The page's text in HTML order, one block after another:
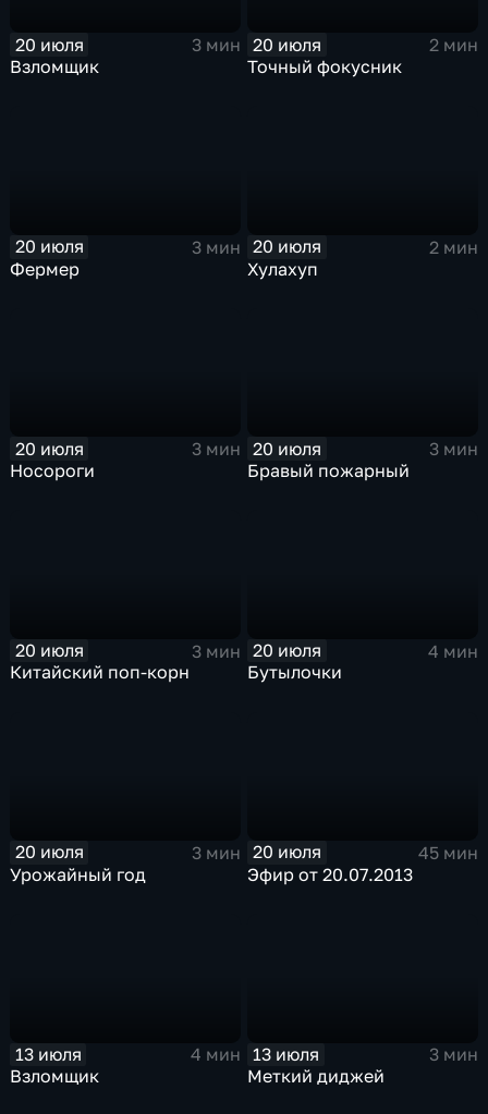
20 июля
3 мин
Взломщик
20 июля
2 мин
Точный фокусник
20 июля
3 мин
Фермер
20 июля
2 мин
Хулахуп
20 июля
3 мин
Носороги
20 июля
3 мин
Бравый пожарный
20 июля
3 мин
Китайский поп-корн
20 июля
4 мин
Бутылочки
20 июля
3 мин
Урожайный год
20 июля
45 мин
Эфир от 20.07.2013
13 июля
4 мин
Взломщик
13 июля
3 мин
Меткий диджей